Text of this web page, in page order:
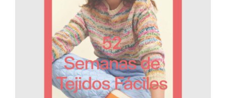
AÑADIR AL CARRITO
/
DETALLES